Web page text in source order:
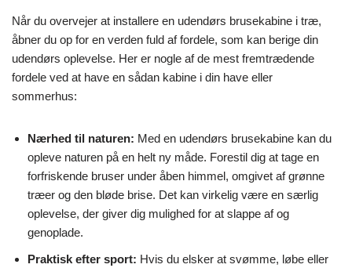
Når du overvejer at installere en udendørs brusekabine i træ,
åbner du op for en verden fuld af fordele, som kan berige din
udendørs oplevelse. Her er nogle af de mest fremtrædende
fordele ved at have en sådan kabine i din have eller
sommerhus:
Nærhed til naturen: Med en udendørs brusekabine kan du
opleve naturen på en helt ny måde. Forestil dig at tage en
forfriskende bruser under åben himmel, omgivet af grønne
træer og den bløde brise. Det kan virkelig være en særlig
oplevelse, der giver dig mulighed for at slappe af og
genoplade.
Praktisk efter sport: Hvis du elsker at svømme, løbe eller